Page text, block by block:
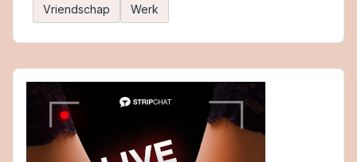
Vriendschap
Werk